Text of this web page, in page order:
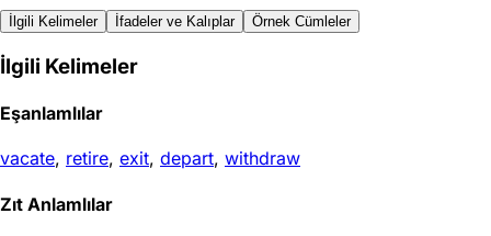
İlgili Kelimeler İfadeler ve Kalıplar Örnek Cümleler
İlgili Kelimeler
Eşanlamlılar
vacate, retire, exit, depart, withdraw
Zıt Anlamlılar